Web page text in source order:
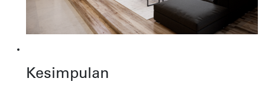
Kesimpulan